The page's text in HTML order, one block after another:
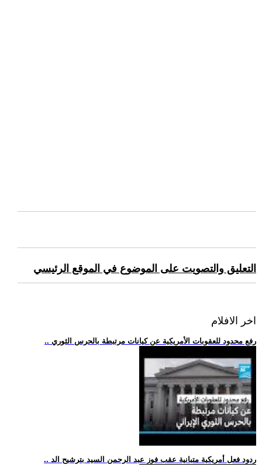
التعليق والتصويت على الموضوع في الموقع الرئيسي
اخر الافلام
.. رفع محدود للعقوبات الأمريكية عن كيانات مرتبطة بالحرس الثوري
.. ردود فعل أمريكية متبانية عقب فوز عبد الرحمن السيد بترشيح الد